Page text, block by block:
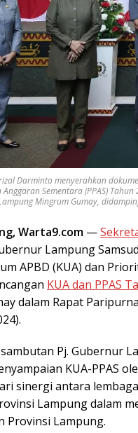
Darminto menyerahkan
Sementara (PPAS)
Mingrum Gumay,
Warta9.com —
Lampung
APBD (KUA) dan
KUA dan PPAS
dalam Rapat
Pj. Gubernur
KUA-PPAS
sinergi antara
Lampung dalam
Provinsi Lampung.